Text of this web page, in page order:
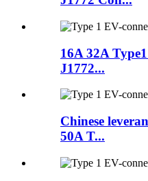
16A 32A
J1772...
Chinese
50A T...